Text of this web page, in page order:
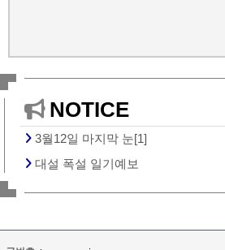
NOTICE
3월12일 마지막 눈[1]
대설 폭설 일기예보